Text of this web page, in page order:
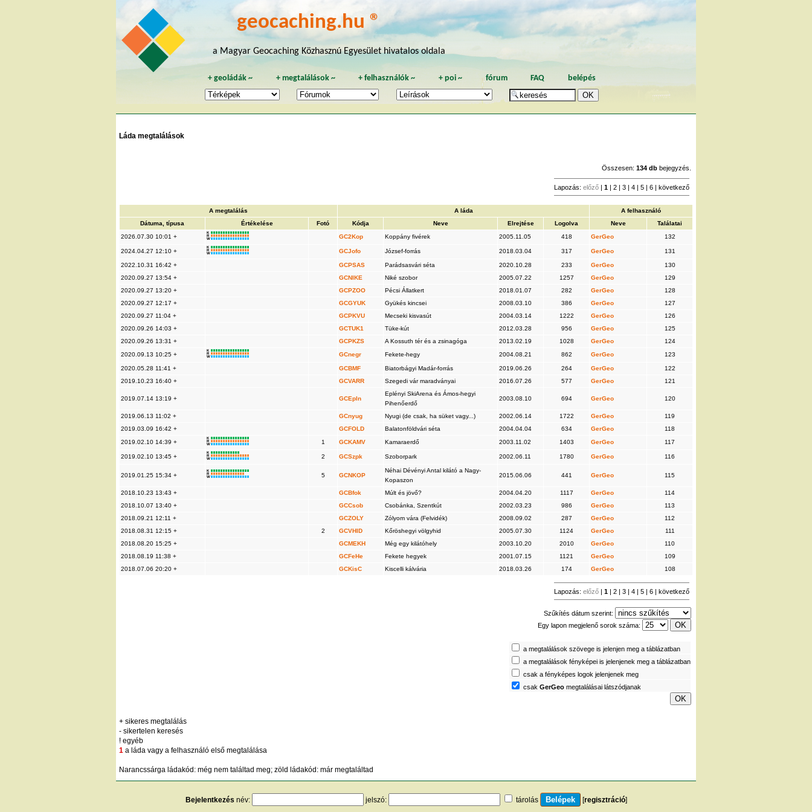
geocaching.hu ®
a Magyar Geocaching Közhasznú Egyesület hivatalos oldala
+geoládák ~ + megtalálások~ +felhasználók ~ + poi~ fórum FAQ belépés
Láda megtalálások
Összesen: 134 db bejegyzés.
Lapozás: előző | 1 | 2 | 3 | 4 | 5 | 6 | következő
A megtalálás A láda
A felhasználó
Dátuma, típusa
Értékelése Fotó Kódja Neve Elrejtése Logolva Neve
Találatai
2026.07.30 10:01 +
K
R
W
GC2Kop Koppány fivérek 2005.11.05 418 GerGeo 132
2024.04.27 12:10 +
K
R
W
GCJofo József-forrás 2018.03.04 317 GerGeo 131
2022.10.31 16:42 + GCPSAS Parádsasvári séta 2020.10.28 233 GerGeo
130
2020.09.27 13:54 +
GCNIKE Niké szobor 2005.07.22 1257 GerGeo
129
2020.09.27 13:20 +
GCPZOO Pécsi Állatkert 2018.01.07 282 GerGeo
128
2020.09.27 12:17 +
GCGYUK Gyükés kincsei 2008.03.10 386 GerGeo
127
2020.09.27 11:04 +
GCPKVU Mecseki kisvasút 2004.03.14 1222 GerGeo
126
2020.09.26 14:03 +
GCTUK1 Tüke-kút 2012.03.28 956 GerGeo
125
2020.09.26 13:31 +
GCPKZS A Kossuth tér és a zsinagóga 2013.02.19 1028 GerGeo
124
2020.09.13 10:25 +
K
R
W
GCnegr Fekete-hegy 2004.08.21 862 GerGeo 123
2020.05.28 11:41 + GCBMF Biatorbágyi Madár-forrás 2019.06.26 264 GerGeo
122
2019.10.23 16:40 +
GCVARR Szegedi vár maradványai 2016.07.26 577 GerGeo 121
2019.07.14 13:19 + GCEpln
Eplényi SkiArena és Ámos-hegyi
Pihenőerdő
2003.08.10 694 GerGeo 120
2019.06.13 11:02 + GCnyug Nyugi (de csak, ha süket vagy...) 2002.06.14 1722 GerGeo
119
2019.03.09 16:42 +
GCFOLD Balatonföldvári séta 2004.04.04 634 GerGeo
118
2019.02.10 14:39 +
K
R
W
1 GCKAMV Kamaraerdő 2003.11.02 1403 GerGeo 117
2019.02.10 13:45 +
K
R
W
2 GCSzpk Szoborpark 2002.06.11 1780 GerGeo 116
2019.01.25 15:34 +
K
R
W
5 GCNKOP
Néhai Dévényi Antal kilátó a Nagy-
Kopaszon
2015.06.06 441 GerGeo 115
2018.10.23 13:43 + GCBfok Múlt és jövő? 2004.04.20 1117 GerGeo
114
2018.10.07 13:40 +
GCCsob Csobánka, Szentkút 2002.03.23 986 GerGeo
113
2018.09.21 12:11 +
GCZOLY Zólyom vára (Felvidék) 2008.09.02 287 GerGeo
112
2018.08.31 12:15 +
2 GCVHID Kőröshegyi völgyhid 2005.07.30 1124 GerGeo
111
2018.08.20 15:25 +
GCMEKH Még egy kilátóhely 2003.10.20 2010 GerGeo
110
2018.08.19 11:38 +
GCFeHe Fekete hegyek 2001.07.15 1121 GerGeo
109
2018.07.06 20:20 +
GCKisC Kiscelli kálvária 2018.03.26 174 GerGeo 108
Lapozás: előző | 1 | 2 | 3 | 4 | 5 | 6 | következő
Szűkítés dátum szerint:
Egy lapon megjelenő sorok száma:
a megtalálások szövege is jelenjen meg a táblázatban
a megtalálások fényképei is jelenjenek meg a táblázatban
csak a fényképes logok jelenjenek meg
csak GerGeo megtalálásai látszódjanak
+ sikeres megtalálás
- sikertelen keresés
! egyéb
1 a láda vagy a felhasználó első megtalálása
Narancssárga ládakód: még nem találtad meg; zöld ládakód: már megtaláltad
Bejelentkezés név: jelszó: tárolás [regisztráció]